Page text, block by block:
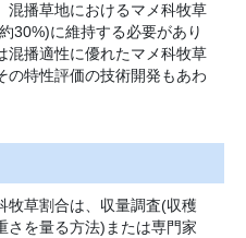
混播草地におけるマメ科牧草
30%)に維持する必要があり
混播適性に優れたマメ科牧草
の特性評価の技術開発もあわ
牧草割合は、収量調査(収穫
さを量る方法)または専門家